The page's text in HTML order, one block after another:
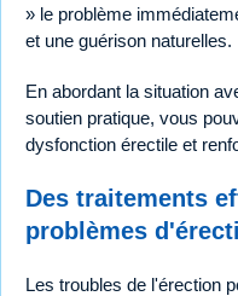
» le problème
et une guérison naturelles.
En abordant la situation
soutien pratique, vous
dysfonction érectile et
Des traitements
problèmes
Les troubles de l'érection